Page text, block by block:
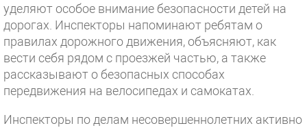
уделяют особое внимание безопасности детей на
дорогах. Инспекторы напоминают ребятам о
правилах дорожного движения, объясняют, как
вести себя рядом с проезжей частью, а также
рассказывают о безопасных способах
передвижения на велосипедах и самокатах.
Инспекторы по делам несовершеннолетних активно